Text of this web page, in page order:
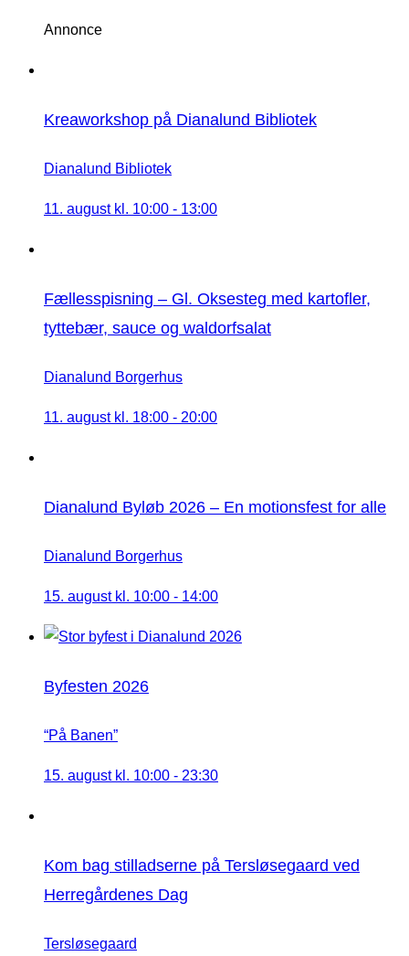
Annonce
Kreaworkshop på Dianalund Bibliotek
Dianalund Bibliotek
11. august kl. 10:00 - 13:00
Fællesspisning – Gl. Oksesteg med kartofler,
tyttebær, sauce og waldorfsalat
Dianalund Borgerhus
11. august kl. 18:00 - 20:00
Dianalund Byløb 2026 – En motionsfest for alle
Dianalund Borgerhus
15. august kl. 10:00 - 14:00
Byfesten 2026
“På Banen”
15. august kl. 10:00 - 23:30
Kom bag stilladserne på Tersløsegaard ved
Herregårdenes Dag
Tersløsegaard